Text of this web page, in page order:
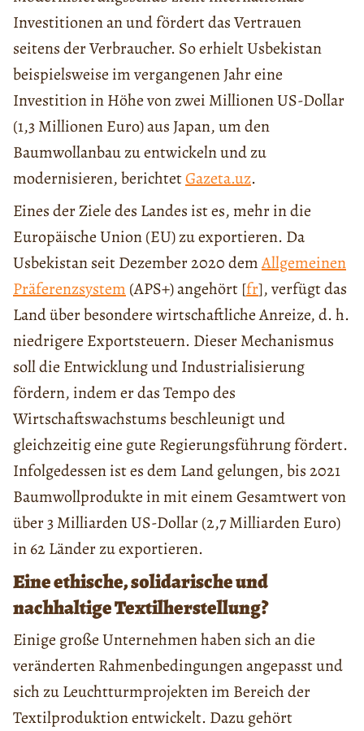
Investitionen an und fördert das Vertrauen
seitens der Verbraucher. So erhielt Usbekistan
beispielsweise im vergangenen Jahr eine
Investition in Höhe von zwei Millionen US-Dollar
(1,3 Millionen Euro) aus Japan, um den
Baumwollanbau zu entwickeln und zu
modernisieren, berichtetGazeta.uz.
Eines der Ziele des Landes ist es, mehr in die
Europäische Union (EU) zu exportieren. Da
Usbekistan seit Dezember 2020 demAllgemeinen
Präferenzsystem (APS+) angehört [fr], verfügt das
Land über besondere wirtschaftliche Anreize, d. h.
niedrigere Exportsteuern. Dieser Mechanismus
soll die Entwicklung und Industrialisierung
fördern, indem er das Tempo des
Wirtschaftswachstums beschleunigt und
gleichzeitig eine gute Regierungsführung fördert.
Infolgedessen ist es dem Land gelungen, bis 2021
Baumwollprodukte in mit einem Gesamtwert von
über 3 Milliarden US-Dollar (2,7 Milliarden Euro)
in 62 Länder zu exportieren.
Eine ethische, solidarische und
nachhaltige Textilherstellung?
Einige große Unternehmen haben sich an die
veränderten Rahmenbedingungen angepasst und
sich zu Leuchtturmprojekten im Bereich der
Textilproduktion entwickelt. Dazu gehört